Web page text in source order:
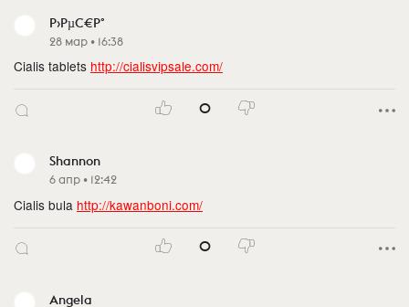
Р›РµС€Р°
28 мар • 16:38
Cialis tablets http://cialisvipsale.com/
0
Shannon
6 апр • 12:42
Cialis bula http://kawanboni.com/
0
Angela